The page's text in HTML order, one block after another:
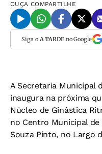
OUÇA COMPARTILHE
Siga o A TARDEno Google
A Secretaria Municipal
inaugura na próxima
Núcleo de Ginástica
no Centro Municipal
Souza Pinto, no Largo